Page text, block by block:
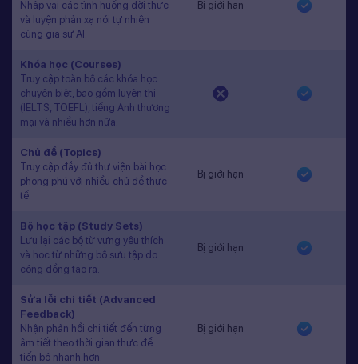
Nhập vai các tình huống đời thực
và luyện phản xạ nói tự nhiên
cùng gia sư AI.
Bị giới hạn
Khóa học (Courses)
Truy cập toàn bộ các khóa học
chuyên biệt, bao gồm luyện thi
(IELTS, TOEFL), tiếng Anh thương
mại và nhiều hơn nữa.
Chủ đề (Topics)
Truy cập đầy đủ thư viện bài học
phong phú với nhiều chủ đề thực
tế.
Bị giới hạn
Bộ học tập (Study Sets)
Lưu lại các bộ từ vựng yêu thích
và học từ những bộ sưu tập do
cộng đồng tạo ra.
Bị giới hạn
Sửa lỗi chi tiết (Advanced
Feedback)
Nhận phản hồi chi tiết đến từng
âm tiết theo thời gian thực để
tiến bộ nhanh hơn.
Bị giới hạn